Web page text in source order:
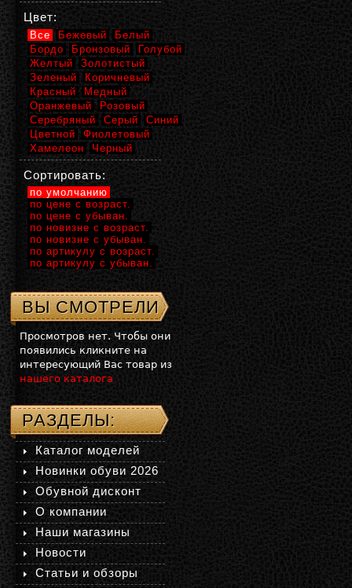
Цвет:
Все Бежевый
Белый
Бордо
Бронзовый
Голубой
Желтый
Золотистый
Зеленый
Коричневый
Красный
Медный
Оранжевый
Розовый
Серебряный
Серый
Синий
Цветной
Фиолетовый
Хамелеон
Черный
Сортировать:
по умолчанию
по цене с возраст.
по цене с убыван.
по новизне с возраст.
по новизне с убыван.
по артикулу с возраст.
по артикулу с убыван.
ВЫ СМОТРЕЛИ
Просмотров нет. Чтобы они
появились кликните на
интересующий Вас товар из
нашего каталога
РАЗДЕЛЫ:
Каталог моделей
Новинки обуви 2026
Обувной дисконт
О компании
Наши магазины
Новости
Статьи и обзоры